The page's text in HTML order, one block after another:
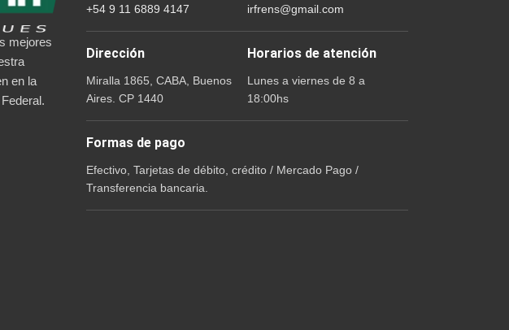
mejores
en la
+54 9 11 6889 4147 irfrens@gmail.com
Dirección
Miralla 1865, CABA, Buenos
Aires. CP 1440
Horarios de atención
Lunes a viernes de 8 a
18:00hs
Formas de pago
Efectivo, Tarjetas de débito, crédito / Mercado Pago /
Transferencia bancaria.